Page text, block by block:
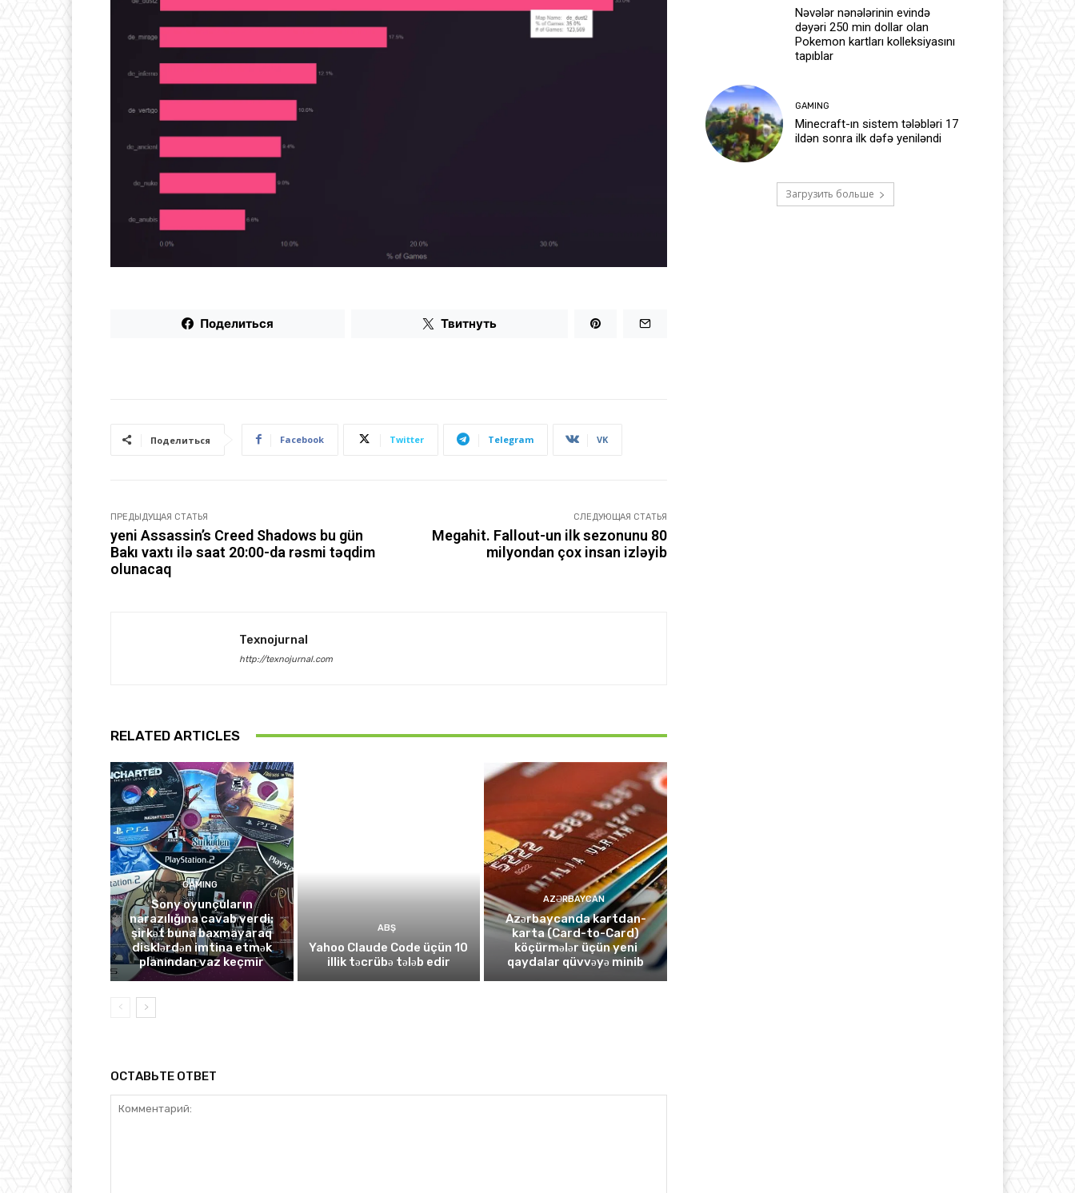
Поделиться Твитнуть
Поделиться Facebook Twitter Telegram VK
ПРЕДЫДУЩАЯ СТАТЬЯ
yeni Assassin’s Creed Shadows bu gün
Bakı vaxtı ilə saat 20:00-da rəsmi təqdim
olunacaq
СЛЕДУЮЩАЯ СТАТЬЯ
Megahit. Fallout-un ilk sezonunu 80
milyondan çox insan izləyib
Texnojurnal
http://texnojurnal.com
RELATED ARTICLES
GAMING
Sony oyunçuların
narazılığına cavab verdi:
şirkət buna baxmayaraq
disklərdən imtina etmək
planından vaz keçmir
ABŞ
Yahoo Claude Code üçün 10
illik təcrübə tələb edir
AZƏRBAYCAN
Azərbaycanda kartdan-
karta (Card-to-Card)
köçürmələr üçün yeni
qaydalar qüvvəyə minib
ОСТАВЬТЕ ОТВЕТ
Nəvələr nənələrinin evində
dəyəri 250 min dollar olan
Pokemon kartları kolleksiyasını
tapıblar
GAMING
Minecraft-ın sistem tələbləri 17
ildən sonra ilk dəfə yeniləndi
Загрузить больше